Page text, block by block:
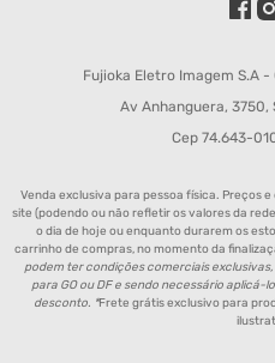
Fujioka Eletro Imagem S.A
Av Anhanguera, 3750,
Cep 74.643-
Venda exclusiva para pessoa física. Preços
site (podendo ou não refletir os valores da
o dia de hoje ou enquanto durarem os
carrinho de compras, no momento da
podem ter condições comerciais
para GO ou DF e sendo necessário
desconto. *Frete grátis exclusivo para